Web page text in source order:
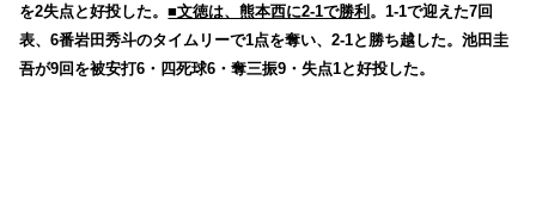
を2失点と好投した。■文徳は、熊本西に2-1で勝利 。1-1で迎えた7回
表、6番岩田秀斗のタイムリーで1点を奪い、2-1と勝ち越した。池田圭
吾が9回を被安打6・四死球6・奪三振9・失点1と好投した。